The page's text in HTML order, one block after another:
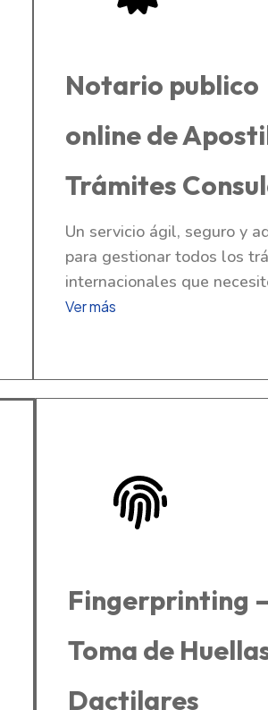
Notario publico
online de
Trámites
Un servicio ágil, seguro y
para gestionar todos los
internacionales que
Ver más
Fingerprinting –
Toma de
Dactilares